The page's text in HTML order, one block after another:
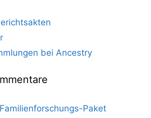
bei Ancestry
Familienforschungs-Paket